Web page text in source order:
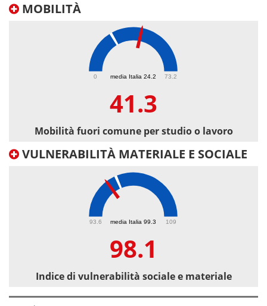
MOBILITÀ
media Italia 24.2
0 73.2
41.3
Mobilità fuori comune per studio o lavoro
VULNERABILITÀ MATERIALE E SOCIALE
media Italia 99.3
93.6 109
98.1
Indice di vulnerabilità sociale e materiale